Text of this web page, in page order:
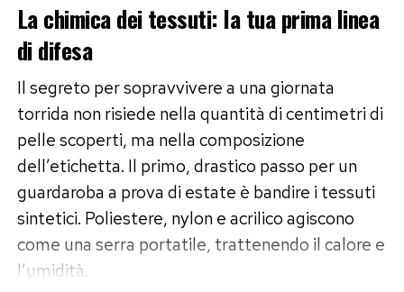
leggeri, a patto che non siano troppo sporgenti
verso l’alto. Ottime anche le strutture
ovvero prive di cornice inferiore, che bilanciano
la parte alta del viso.
Per il viso a triangolo classico, con mascella larga
e fronte stretta, la strategia si ribalta: servono
montature che concentrino l’attenzione e il
volume sulla parte superiore, come i modelli
clubmastero le montature arricchite da dettagli
decorativi lungo la linea delle sopracciglia.
La chimica dei tessuti: la tua prima linea
di difesa
Il segreto per sopravvivere a una giornata
torrida non risiede nella quantità di centimetri di
pelle scoperti, ma nella composizione
dell’etichetta. Il primo, drastico passo per un
guardaroba a prova di estate è bandire i tessuti
sintetici. Poliestere, nylon e acrilico agiscono
come una serra portatile, trattenendo il calore e
l’umidità.